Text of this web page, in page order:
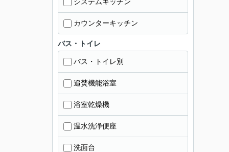
カウンターキッチン
バス・トイレ
バス・トイレ別
追焚機能浴室
浴室乾燥機
温水洗浄便座
洗面台